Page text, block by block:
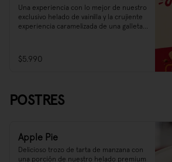
Una experiencia con lo mejor de nuestro
exclusivo helado de vainilla y la crujiente
experiencia caramelizada de una galleta
Golden Shake está hecho con Biscoff®️
$5.990
POSTRES
Apple Pie
Delicioso trozo de tarta de manzana con
una porción de nuestro helado premium